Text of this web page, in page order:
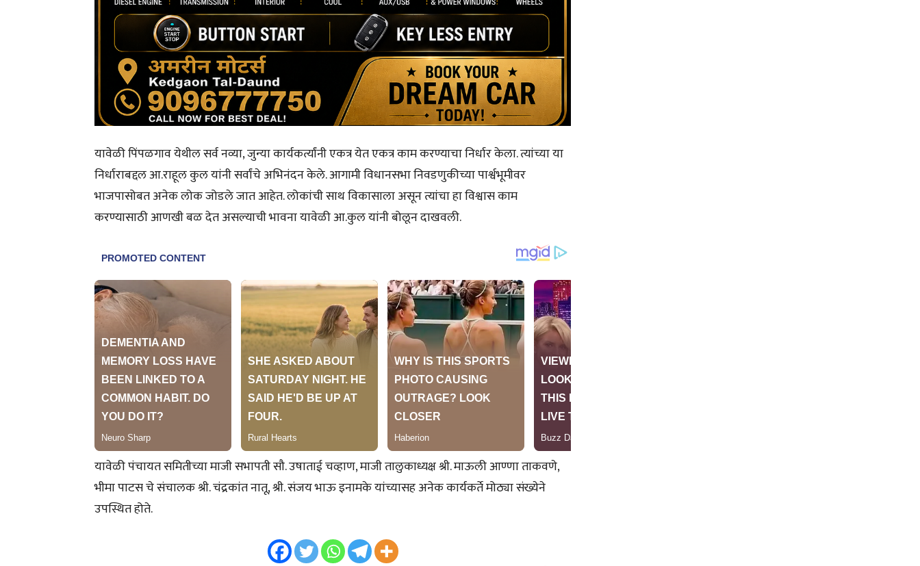
यावेळी पिंपळगाव येथील सर्व नव्या, जुन्या कार्यकर्त्यांनी एकत्र येत एकत्र काम करण्याचा निर्धार केला. त्यांच्या या
निर्धाराबद्दल आ.राहूल कुल यांनी सर्वांचे अभिनंदन केले. आगामी विधानसभा निवडणुकीच्या पार्श्वभूमीवर
भाजपासोबत अनेक लोक जोडले जात आहेत. लोकांची साथ विकासाला असून त्यांचा हा विश्वास काम
करण्यासाठी आणखी बळ देत असल्याची भावना यावेळी आ.कुल यांनी बोलून दाखवली.
यावेळी पंचायत समितीच्या माजी सभापती सौ. उषाताई चव्हाण, माजी तालुकाध्यक्ष श्री. माऊली आण्णा ताकवणे,
भीमा पाटस चे संचालक श्री. चंद्रकांत नातू, श्री. संजय भाऊ इनामके यांच्यासह अनेक कार्यकर्ते मोठ्या संख्येने
उपस्थित होते.